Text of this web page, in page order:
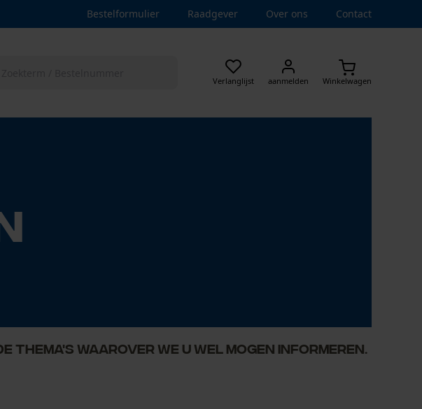
Bestelformulier Raadgever Over ons Contact
Verlanglijst aanmelden Winkelwagen
thema's waarover we u wel mogen informeren.